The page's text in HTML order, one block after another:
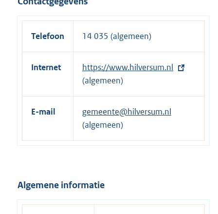
Telefoon 14 035 (algemeen)
Internet
E
x
t
r
e
n
k
https://www.hilversum.nl
(algemeen)
E-mail
gemeente@hilversum.nl
(algemeen)
Algemene informatie